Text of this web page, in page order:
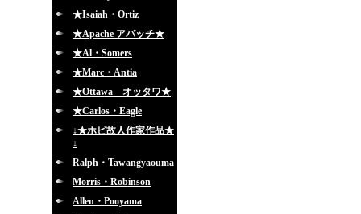
★Isaiah・Ortiz
★Apache アパッチ★
★Al・Somers
★Marc・Antia
★Ottawa オッタワ★
★Carlos・Eagle
↓★ホピ故人作家作品★
↓
Ralph・Tawangyaouma
Morris・Robinson
Allen・Pooyama